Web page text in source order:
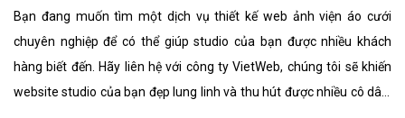
Bạn đang muốn tìm một dịch vụ thiết kế web ảnh viện áo cưới
chuyên nghiệp để có thể giúp studio của bạn được nhiều khách
hàng biết đến. Hãy liên hệ với công ty VietWeb, chúng tôi sẽ khiến
website studio của bạn đẹp lung linh và thu hút được nhiều cô dâu,